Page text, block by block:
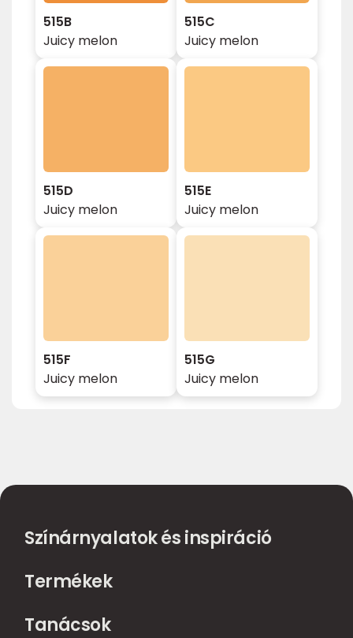
515B
Juicy melon
515C
Juicy melon
515D
Juicy melon
515E
Juicy melon
515F
Juicy melon
515G
Juicy melon
Színárnyalatok és inspiráció
Termékek
Tanácsok